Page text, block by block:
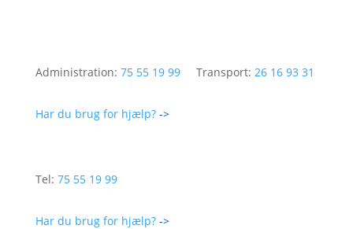
Administration: 75 55 19 99Transport: 26 16 93 31
Har du brug for hjælp? ->
Tel: 75 55 19 99
Har du brug for hjælp? ->